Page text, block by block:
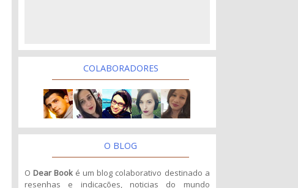
COLABORADORES
O BLOG
O Dear Book é um blog colaborativo destinado a
resenhas e indicações, noticias do mundo